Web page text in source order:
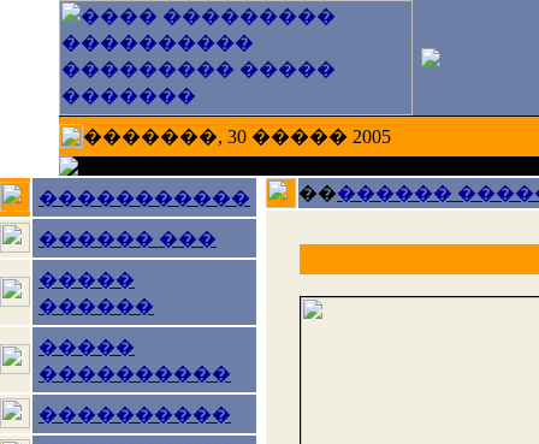
�������, 30 ����� 2005
�����������
������ ���
�����
������
�����
����������
����������
��������